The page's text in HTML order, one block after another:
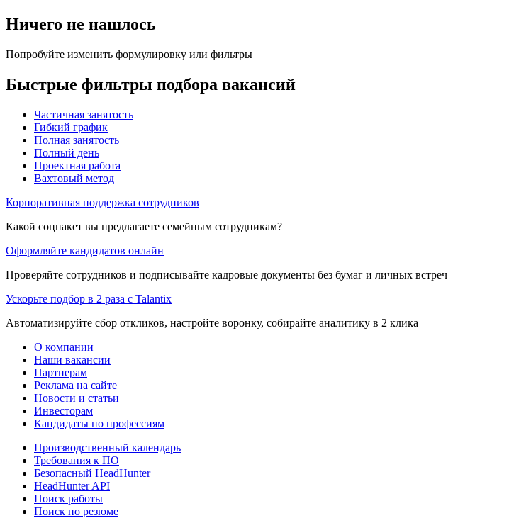
Ничего не нашлось
Попробуйте изменить формулировку или фильтры
Быстрые фильтры подбора вакансий
Частичная занятость
Гибкий график
Полная занятость
Полный день
Проектная работа
Вахтовый метод
Корпоративная поддержка сотрудников
Какой соцпакет вы предлагаете семейным сотрудникам?
Оформляйте кандидатов онлайн
Проверяйте сотрудников и подписывайте кадровые документы без бумаг и личных встреч
Ускорьте подбор в 2 раза с Talantix
Автоматизируйте сбор откликов, настройте воронку, собирайте аналитику в 2 клика
О компании
Наши вакансии
Партнерам
Реклама на сайте
Новости и статьи
Инвесторам
Кандидаты по профессиям
Производственный календарь
Требования к ПО
Безопасный HeadHunter
HeadHunter API
Поиск работы
Поиск по резюме